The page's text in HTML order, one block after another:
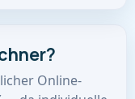
Online-